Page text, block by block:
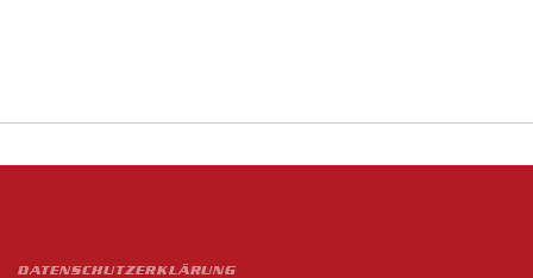
DATENSCHUTZERKLÄRUNG